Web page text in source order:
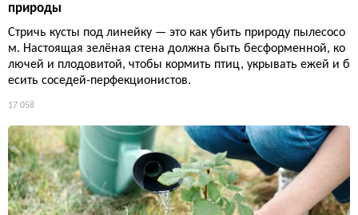
природы
Стричь кусты под линейку — это как убить природу пылесосо
м. Настоящая зелёная стена должна быть бесформенной, ко
лючей и плодовитой, чтобы кормить птиц, укрывать ежей и б
есить соседей-перфекционистов.
17 058